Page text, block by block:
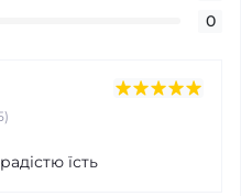
0
їсть